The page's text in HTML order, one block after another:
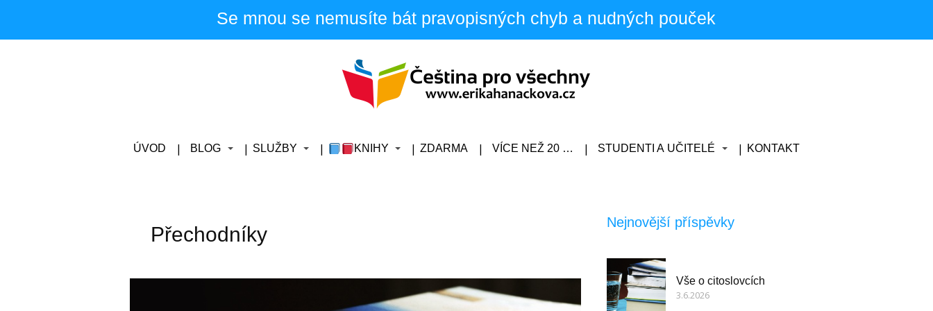
Se mnou se nemusíte bát pravopisných chyb a nudných pouček
ÚVOD BLOG SLUŽBY KNIHY ZDARMA VÍCE NEŽ 20 … STUDENTI A UČITELÉ KONTAKT
Přechodníky
Nejnovější příspěvky
Vše o citoslovcích
3.6.2026